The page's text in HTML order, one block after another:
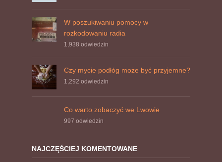
W poszukiwaniu pomocy w
rozkodowaniu radia
1,938 odwiedzin
Czy mycie podłóg może być przyjemne?
1,292 odwiedzin
Co warto zobaczyć we Lwowie
997 odwiedzin
NAJCZĘŚCIEJ KOMENTOWANE